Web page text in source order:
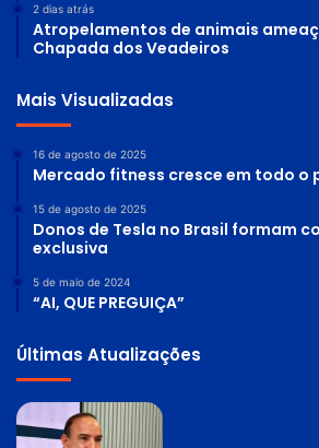
2 dias atrás
Atropelamentos de animais
Chapada dos Veadeiros
Mais Visualizadas
16 de agosto de 2025
Mercado fitness cresce em todo o
15 de agosto de 2025
Donos de Tesla no Brasil formam
exclusiva
5 de maio de 2024
“AI, QUE PREGUIÇA”
Últimas Atualizações